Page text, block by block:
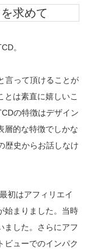
求めて
。
言って頂けることが
とは素直に嬉しいこ
の特徴はデザイン
層的な特徴でしかな
歴史からお話しなけ
初はアフィリエイ
始まりました。当時
ました。さらにアフ
ビューでのインパク